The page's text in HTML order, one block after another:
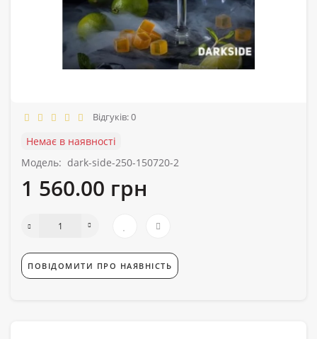
Відгуків: 0
Немає в наявності
Модель: dark-side-250-150720-2
1 560.00 грн
ПОВІДОМИТИ ПРО НАЯВНІСТЬ